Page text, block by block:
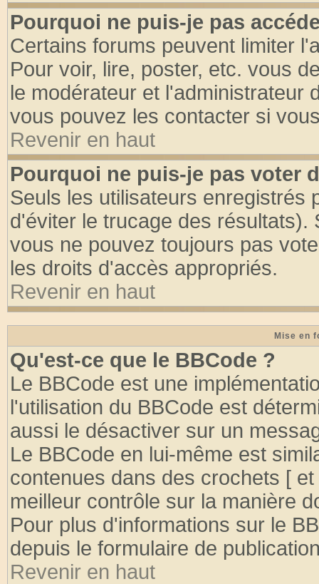
Pourquoi ne puis-je pas
Certains forums peuvent limiter
Pour voir, lire, poster, etc. vous
le modérateur et l'administrateur
vous pouvez les contacter si
Revenir en haut
Pourquoi ne puis-je pas voter
Seuls les utilisateurs enregistrés
d'éviter le trucage des
vous ne pouvez toujours pas
les droits d'accès appropriés.
Revenir en haut
Mise en
Qu'est-ce que le BBCode ?
Le BBCode est une
l'utilisation du BBCode est
aussi le désactiver sur un
Le BBCode en lui-même est
contenues dans des crochets [
meilleur contrôle sur la manière
Pour plus d'informations sur le
depuis le formulaire de
Revenir en haut